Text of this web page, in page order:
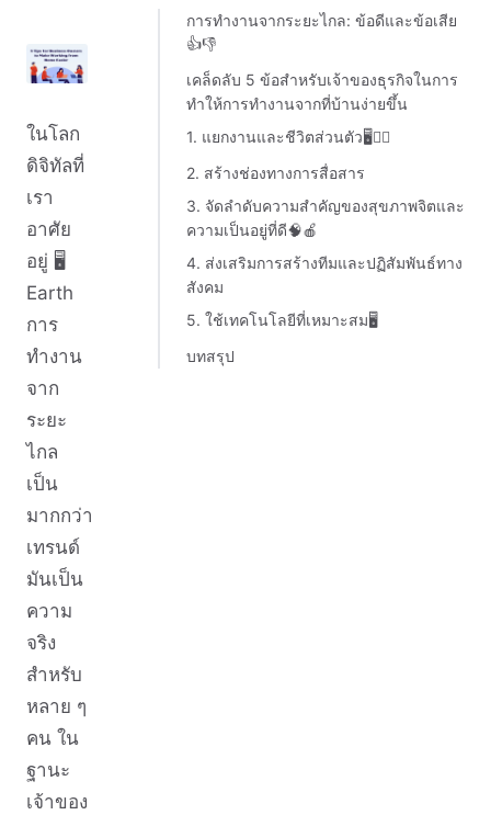
ในโลก
ดิจิทัลที่
เรา
อาศัย
อยู่ 🖥
Earth
การ
ทำงาน
จาก
ระยะ
ไกล
เป็น
มากกว่า
เทรนด์
มันเป็น
ความ
จริง
สำหรับ
หลาย ๆ
คน ใน
ฐานะ
เจ้าของ
การทำงานจากระยะไกล: ข้อดีและข้อเสีย
👍👎
เคล็ดลับ 5 ข้อสำหรับเจ้าของธุรกิจในการ
ทำให้การทำงานจากที่บ้านง่ายขึ้น
1. แยกงานและชีวิตส่วนตัว🖥🙎‍♂️
2. สร้างช่องทางการสื่อสาร
3. จัดลำดับความสำคัญของสุขภาพจิตและ
ความเป็นอยู่ที่ดี🧠🍎
4. ส่งเสริมการสร้างทีมและปฏิสัมพันธ์ทาง
สังคม
5. ใช้เทคโนโลยีที่เหมาะสม🖥
บทสรุป